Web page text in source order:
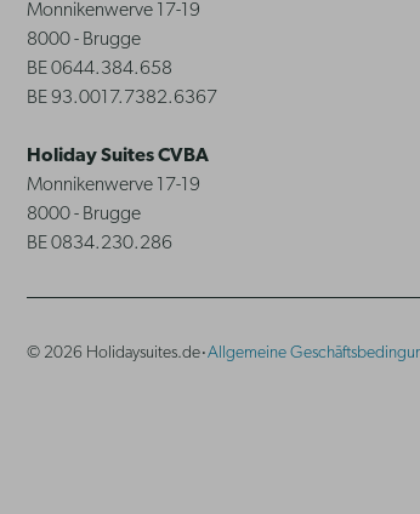
Monnikenwerve 17-19
8000 - Brugge
BE 0644.384.658
BE 93.0017.7382.6367
Holiday Suites CVBA
Monnikenwerve 17-19
8000 - Brugge
BE 0834.230.286
© 2026 Holidaysuites.de·Allgemeine